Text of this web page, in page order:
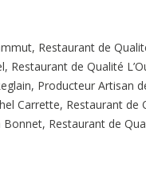
Restaurant de
Restaurant de Qualité
Producteur Artisan
Carrette, Restaurant de
Restaurant de